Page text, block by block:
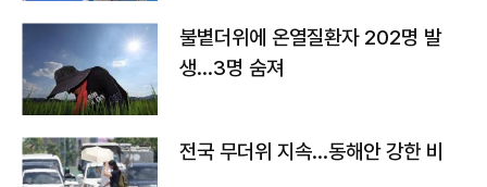
불볕더위에 온열질환자 202명 발
생…3명 숨져
전국 무더위 지속…동해안 강한 비